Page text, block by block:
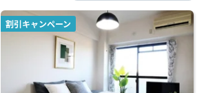
割引キャンペーン